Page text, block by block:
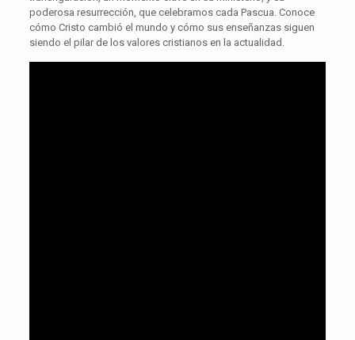
poderosa resurrección, que celebramos cada Pascua. Conoce
cómo Cristo cambió el mundo y cómo sus enseñanzas siguen
siendo el pilar de los valores cristianos en la actualidad.